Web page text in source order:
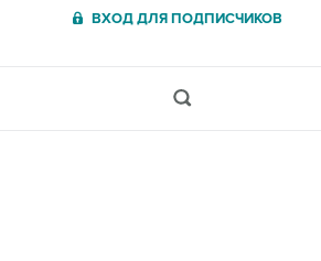
ВХОД ДЛЯ ПОДПИСЧИКОВ